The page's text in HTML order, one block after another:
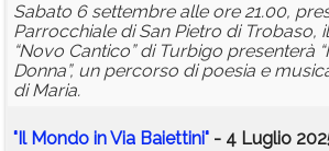
Sabato 6 settembre alle ore 21.00,
Parrocchiale di San Pietro di Trobaso,
“Novo Cantico” di Turbigo presenterà
Donna”, un percorso di poesia e
di Maria.
"Il Mondo in Via Baiettini" - 4 Luglio